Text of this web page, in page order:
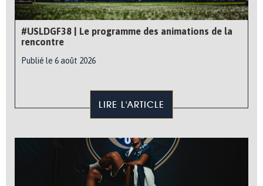
#USLDGF38 | Le programme des animations de la
rencontre
Publié le 6 août 2026
LIRE L'ARTICLE